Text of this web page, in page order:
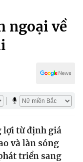
ngoại về
lợi từ định giá
và làn sóng
triển sang